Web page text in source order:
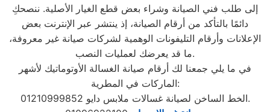
إلى طلب فني الصيانة وشراء بعض قطع الغيار الأصلية. ننصحكِ
دائمًا بالتأكد من أرقام الصيانة، إذ ينتشر عبر الإنترنت بعض
الإعلانات وأرقام التليفونات الوهمية لشركات صيانة غير معروفة،
ما قد يعرضك لعمليات النصب.
في ما يلي جمعنا لك أرقام صيانة الغسالة الأوتوماتيك لأشهر
الماركات في المطرية:
الخط الساخن لصيانة غسالات ملابس دايو 01210999852.